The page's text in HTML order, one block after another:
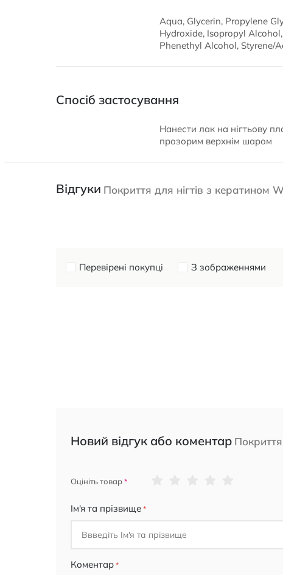
Aqua, Glycerin, Propylene
Hydroxide, Isopropyl
Phenethyl Alcohol, Styrene/
Спосіб застосування
Нанести лак на нігтьову
прозорим верхнім шаром
Відгуки Покриття для нігтів з кератином
Перевірені покупці З зображеннями
Новий відгук або коментар
Оцініть товар
Ім'я та прізвище
Коментар